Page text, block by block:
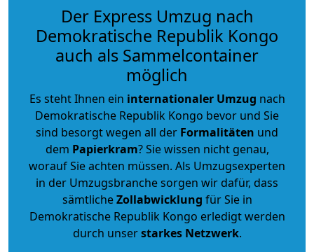
Der Express Umzug nach
Demokratische Republik Kongo
auch als Sammelcontainer
möglich
Es steht Ihnen ein internationaler Umzug nach
Demokratische Republik Kongo bevor und Sie
sind besorgt wegen all der Formalitäten und
dem Papierkram? Sie wissen nicht genau,
worauf Sie achten müssen. Als Umzugsexperten
in der Umzugsbranche sorgen wir dafür, dass
sämtlicheZollabwicklung für Sie in
Demokratische Republik Kongo erledigt werden
durch unserstarkes Netzwerk.